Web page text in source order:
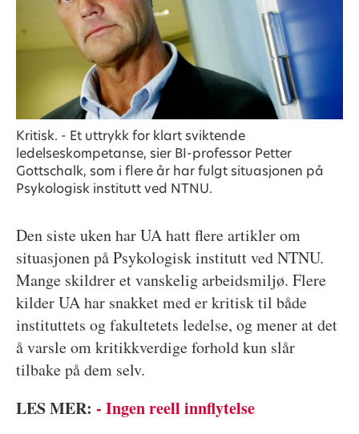
Kritisk. - Et uttrykk for klart sviktende
ledelseskompetanse, sier BI-professor Petter
Gottschalk, som i flere år har fulgt situasjonen på
Psykologisk institutt ved NTNU.
Den siste uken har UA hatt flere artikler om
situasjonen på Psykologisk institutt ved NTNU.
Mange skildrer et vanskelig arbeidsmiljø. Flere
kilder UA har snakket med er kritisk til både
instituttets og fakultetets ledelse, og mener at det
å varsle om kritikkverdige forhold kun slår
tilbake på dem selv.
LES MER: - Ingen reell innflytelse